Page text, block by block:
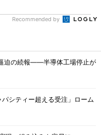
Recommended by
迫の続報――半導体工場停止が
シティー超える受注」ローム